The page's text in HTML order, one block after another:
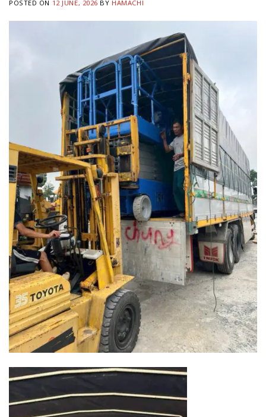
POSTED ON 12 JUNE, 2026 BY HAMACHI